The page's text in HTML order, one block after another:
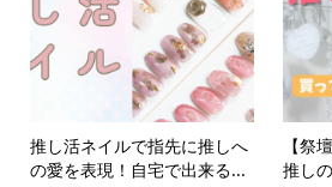
推し活ネイルで指先に推しへ
の愛を表現！自宅で出来る...
【祭
推し